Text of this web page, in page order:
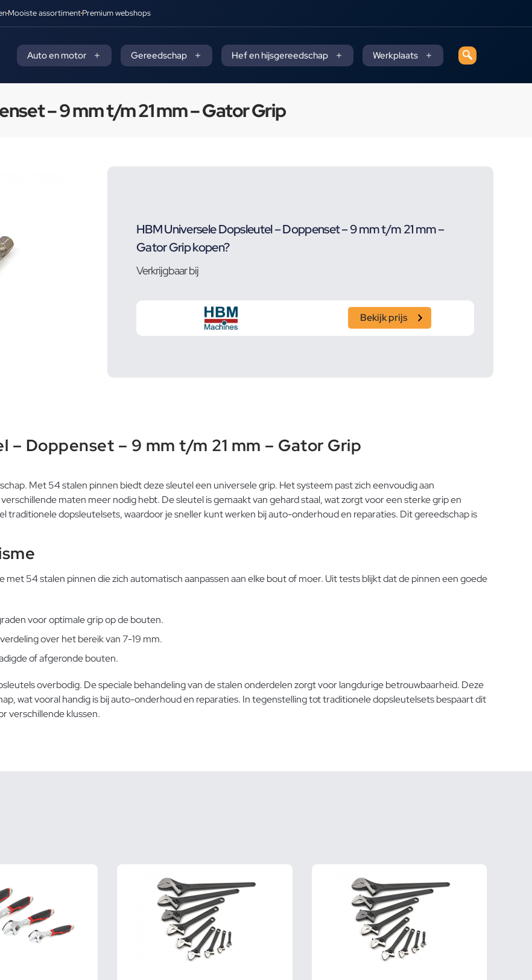
Mooiste assortimentPremium webshops
Auto en motor Gereedschap Hef en hijsgereedschap Werkplaats
– 9 mm t/m 21 mm – Gator Grip
HBM Universele Dopsleutel – Doppenset – 9 mm t/m 21 mm –
Gator Grip kopen?
Verkrijgbaar bij
Bekijk prijs
– Doppenset – 9 mm t/m 21 mm – Gator Grip
Met 54 stalen pinnen biedt deze sleutel een universele grip. Het systeem past zich eenvoudig aan
maten meer nodig hebt. De sleutel is gemaakt van gehard staal, wat zorgt voor een sterke grip en
dopsleutelsets, waardoor je sneller kunt werken bij auto-onderhoud en reparaties. Dit gereedschap is
54 stalen pinnen die zich automatisch aanpassen aan elke bout of moer. Uit tests blijkt dat de pinnen een goede
voor optimale grip op de bouten.
over het bereik van 7-19 mm.
of afgeronde bouten.
overbodig. De speciale behandeling van de stalen onderdelen zorgt voor langdurige betrouwbaarheid. Deze
wat vooral handig is bij auto-onderhoud en reparaties. In tegenstelling tot traditionele dopsleutelsets bespaart dit
verschillende klussen.